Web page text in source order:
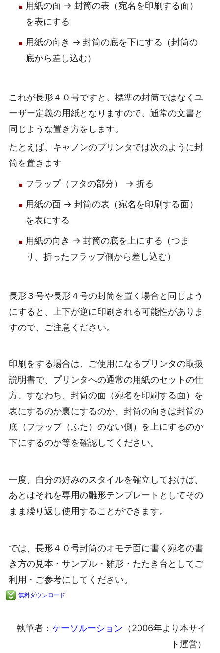
用紙の面 → 封筒の表（宛名を印刷する面）
を表にする
用紙の向き → 封筒の底を下にする（封筒の
底から差し込む）
これが長形４０号ですと、標準の封筒ではなくユ
ーザー定義の用紙となりますので、通常の文書と
同じような置き方をします。
たとえば、キャノンのプリンタでは次のように封
筒を置きます
フラップ（フタの部分） → 折る
用紙の面 → 封筒の表（宛名を印刷する面）
を表にする
用紙の向き → 封筒の底を上にする（つま
り、折ったフラップ側から差し込む）
長形３号や長形４号の封筒を置く場合と同じよう
にすると、上下が逆に印刷される可能性がありま
すので、ご注意ください。
印刷をする場合は、ご使用になるプリンタの取扱
説明書で、プリンタへの通常の用紙のセットの仕
方、すなわち、封筒の面（宛名を印刷する面）を
表にするのか裏にするのか、封筒の向きは封筒の
底（フラップ（ふた）のない側）を上にするのか
下にするのか等を確認してください。
一度、自分の好みのスタイルを確立しておけば、
あとはそれを専用の雛形テンプレートとしてその
まま繰り返し使用することができます。
では、長形４０号封筒のオモテ面に書く宛名の書
き方の見本・サンプル・雛形・たたき台としてご
利用・ご参考にしてください。
無料ダウンロード
執筆者： ケーソルーション （2006年より本サイ
ト運営）